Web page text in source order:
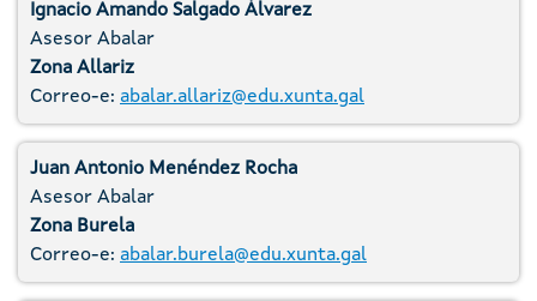
Ignacio Amando Salgado Álvarez
Asesor Abalar
Zona Allariz
Correo-e: abalar.allariz@edu.xunta.gal
Juan Antonio Menéndez Rocha
Asesor Abalar
Zona Burela
Correo-e: abalar.burela@edu.xunta.gal